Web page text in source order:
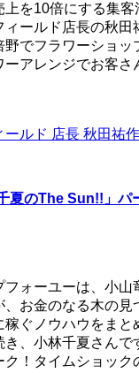
上を10倍にする集客
ールド店長の秋田
でフラワーショッ
アレンジでお客さ
夏のThe Sun!!」パ
ォーユーは、小山
お金のなる木の見
稼ぐノウハウをまと
、小林千夏さんで
！タイムショック